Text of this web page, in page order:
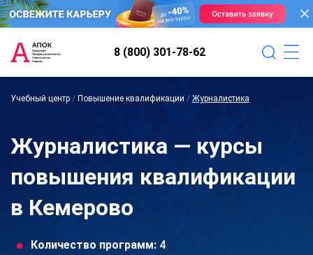
8 (800) 301-78-62
Учебный центр / Повышение квалификации / Журналистика
Журналистика — курсы
повышения квалификации
в Кемерово
Количество программ: 4